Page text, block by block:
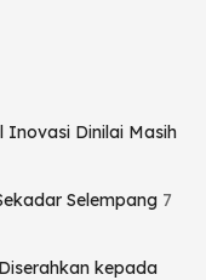
Inovasi Dinilai Masih
Selempang 7
kepada